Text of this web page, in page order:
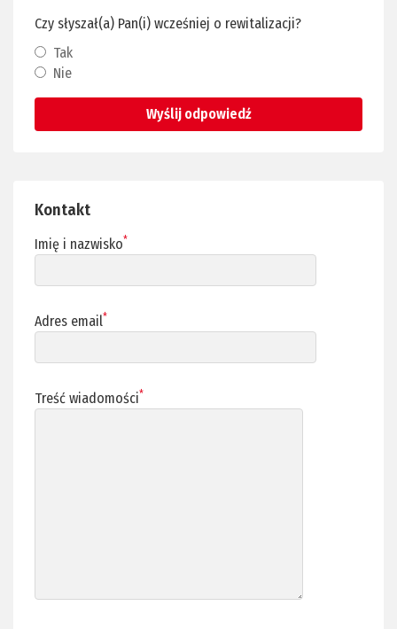
Czy słyszał(a) Pan(i) wcześniej o rewitalizacji?
Tak
Nie
Wyślij odpowiedź
Kontakt
Imię i nazwisko*
Adres email*
Treść wiadomości*